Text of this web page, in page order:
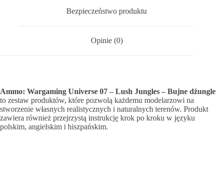
Bezpieczeństwo produktu
Opinie (0)
Ammo: Wargaming Universe 07 – Lush Jungles – Bujne dżungle
to zestaw produktów, które pozwolą każdemu modelarzowi na
stworzenie własnych realistycznych i naturalnych terenów. Produkt
zawiera również przejrzystą instrukcję krok po kroku w języku
polskim, angielskim i hiszpańskim.